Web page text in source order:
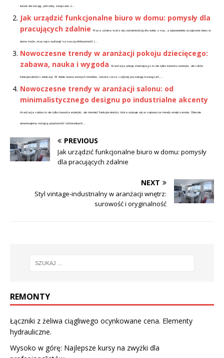
ludzie dorastają, potrzeby związane z...
Jak urządzić funkcjonalne biuro w domu: pomysły dla
pracujących zdalnie
Praca zdalna stała się codziennością dla wielu z nas, a odpowiednio urządzone biuro w
domu może znacząco wpłynąć na naszą efektywność i...
Nowoczesne trendy w aranżacji pokoju dziecięcego:
zabawa, nauka i wygoda
Aranżacja pokoju dziecięcego to nie tylko kwestia estetyki, ale także
funkcjonalności i edukacji. W dobie nowoczesnych trendów, rodzice coraz częściej poszukują rozwiązań,...
Nowoczesne trendy w aranżacji salonu: od
minimalistycznego designu po industrialne akcenty
Aranżacja salonu to nie tylko kwestia estetyki, ale również funkcjonalności, która wpisuje się w najnowsze trendy wnętrzarskie. Obecnie
obserwujemy rosnącą popularność różnorodnych...
PREVIOUS
Jak urządzić funkcjonalne biuro w domu: pomysły
dla pracujących zdalnie
NEXT
Styl vintage-industrialny w aranżacji wnętrz:
surowość i oryginalność
REMONTY
Łączniki z żeliwa ciągliwego ocynkowane cena. Elementy
hydrauliczne.
Wysoko w górę: Najlepsze kursy na zwyżki dla